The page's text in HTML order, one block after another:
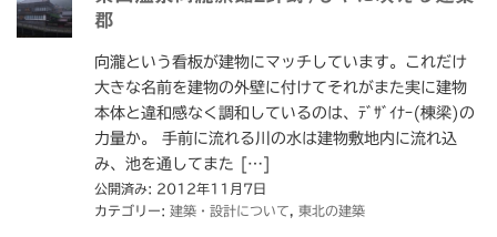
郡
向瀧という看板が建物にマッチしています。これだけ
大きな名前を建物の外壁に付けてそれがまた実に建物
本体と違和感なく調和しているのは、ﾃﾞｻﾞｲﾅｰ(棟梁)の
力量か。 手前に流れる川の水は建物敷地内に流れ込
み、池を通してまた […]
公開済み: 2012年11月7日
カテゴリー: 建築・設計について 東北の建築